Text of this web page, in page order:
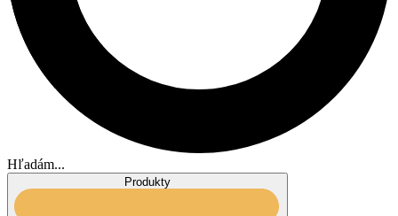
Hľadám...
Produkty